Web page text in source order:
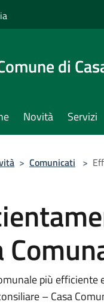
di
Novità Servizi
> Comunicati >
più
– Casa